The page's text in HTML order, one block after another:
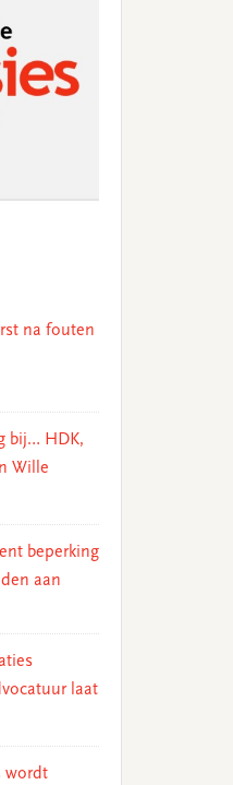
na fouten
bij… HDK,
Wille
beperking
aan
laat
wordt